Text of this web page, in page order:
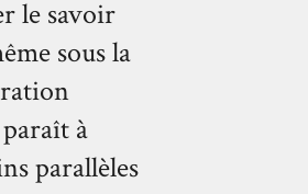
le savoir
sous la
à
parallèles